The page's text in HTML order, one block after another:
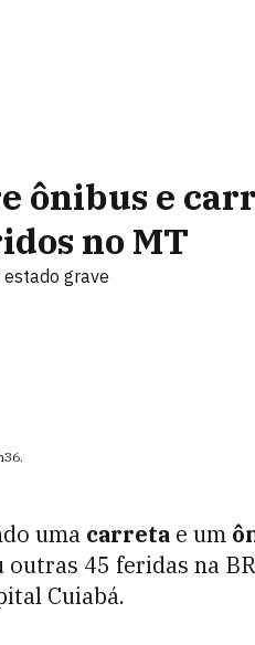
ônibus e
no MT
grave
.
uma carreta e um
outras 45 feridas na
Cuiabá.